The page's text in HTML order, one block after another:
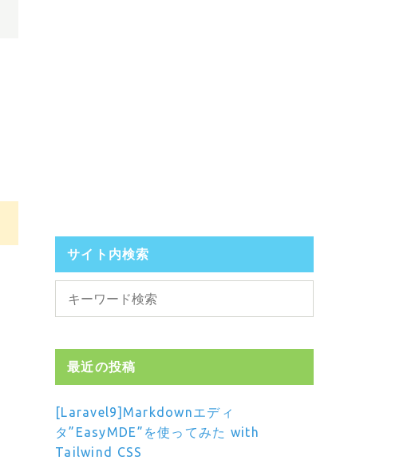
サイト内検索
最近の投稿
[Laravel9]Markdownエディ
タ”EasyMDE”を使ってみた with
Tailwind CSS